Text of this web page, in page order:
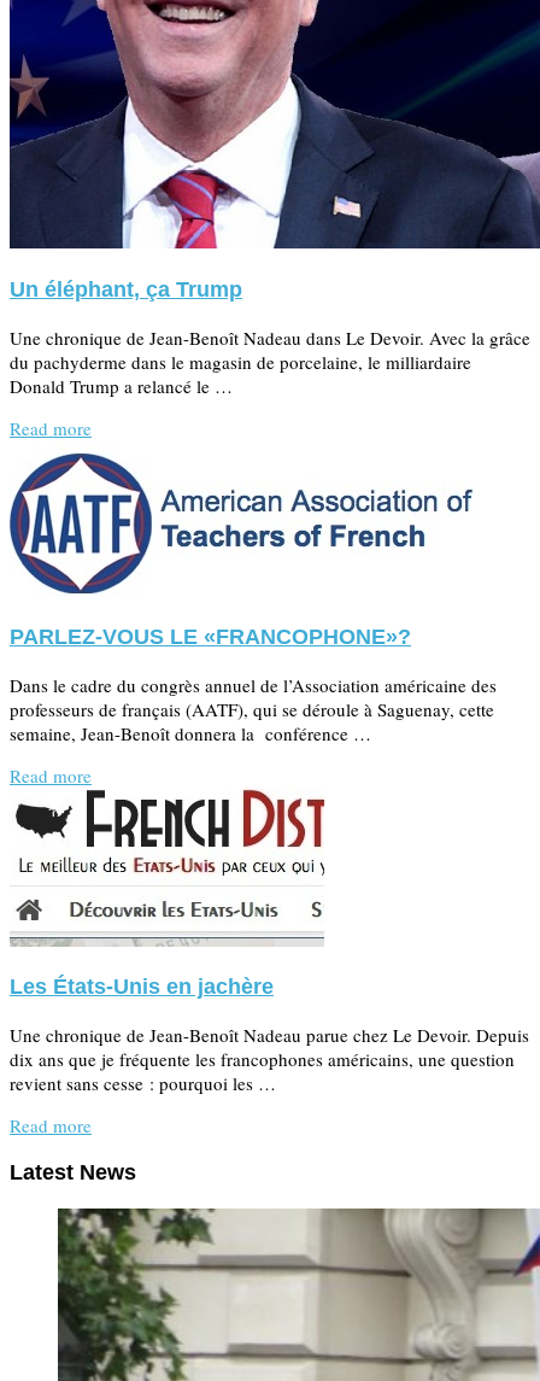
Un éléphant, ça Trump
Une chronique de Jean-Benoît Nadeau dans Le Devoir. Avec la grâce
du pachyderme dans le magasin de porcelaine, le milliardaire
Donald Trump a relancé le …
Read more
PARLEZ-VOUS LE «FRANCOPHONE»?
Dans le cadre du congrès annuel de l’Association américaine des
professeurs de français (AATF), qui se déroule à Saguenay, cette
semaine, Jean-Benoît donnera la conférence …
Read more
Les États-Unis en jachère
Une chronique de Jean-Benoît Nadeau parue chez Le Devoir. Depuis
dix ans que je fréquente les francophones américains, une question
revient sans cesse : pourquoi les …
Read more
Latest News